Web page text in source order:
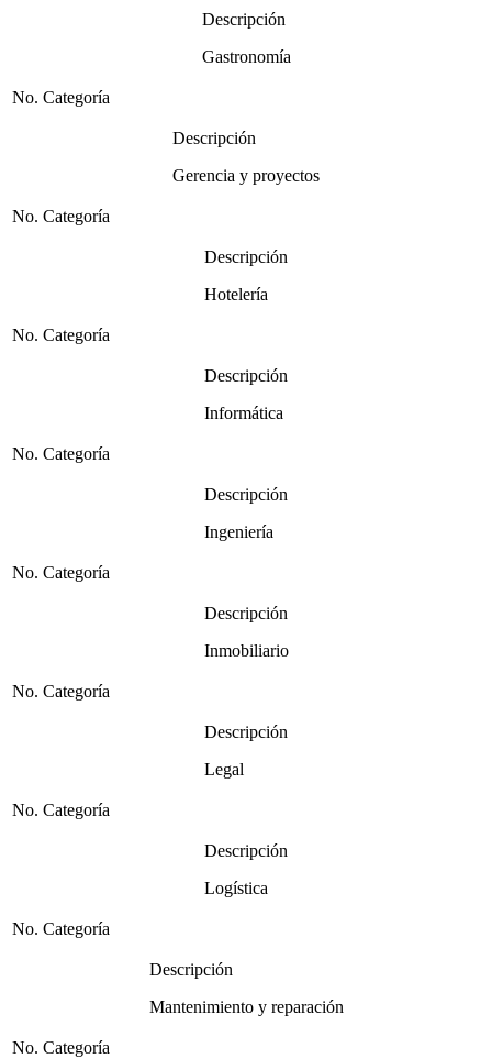
Descripción
Gastronomía
No. Categoría
Descripción
Gerencia y proyectos
No. Categoría
Descripción
Hotelería
No. Categoría
Descripción
Informática
No. Categoría
Descripción
Ingeniería
No. Categoría
Descripción
Inmobiliario
No. Categoría
Descripción
Legal
No. Categoría
Descripción
Logística
No. Categoría
Descripción
Mantenimiento y reparación
No. Categoría